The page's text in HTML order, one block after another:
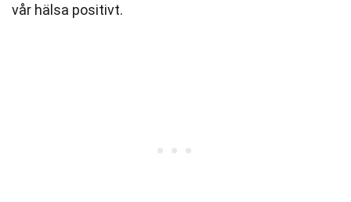
vår hälsa positivt.